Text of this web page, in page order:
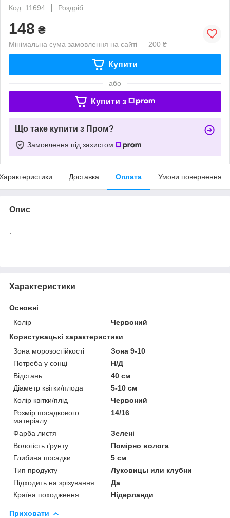
Код: 11694
Роздріб
148 ₴
Мінімальна сума замовлення на сайті — 200 ₴
Купити
або
Купити з
Що таке купити з Пром?
Замовлення під захистом
Доставка Оплата Умови повернення
Опис
Характеристики
Основні
Колір
Червоний
Користувацькі характеристики
Зона морозостійкості
Зона 9-10
Потреба у сонці
Н/Д
Відстань
40 см
Діаметр квітки/плода
5-10 см
Колір квітки/плід
Червоний
Розмір посадкового
матеріалу
14/16
Фарба листя
Зелені
Вологість ґрунту
Помірно волога
Глибина посадки
5 см
Тип продукту
Луковицы или клубни
Підходить на зрізування
Да
Країна походження
Нідерланди
Приховати